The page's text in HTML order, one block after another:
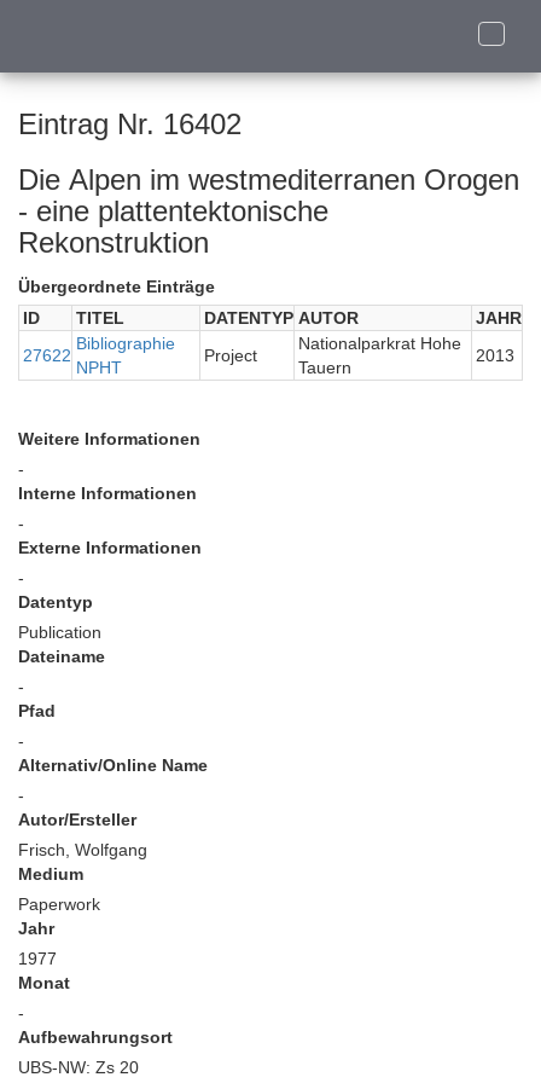
Toggle
Eintrag Nr. 16402
Die Alpen im westmediterranen Orogen
- eine plattentektonische
Rekonstruktion
Übergeordnete Einträge
ID
TITEL DATENTYP AUTOR
JAHR
27622
Bibliographie
NPHT
Project
Nationalparkrat Hohe
Tauern
2013
Weitere Informationen
-
Interne Informationen
-
Externe Informationen
-
Datentyp
Publication
Dateiname
-
Pfad
-
Alternativ/Online Name
-
Autor/Ersteller
Frisch, Wolfgang
Medium
Paperwork
Jahr
1977
Monat
-
Aufbewahrungsort
UBS-NW: Zs 20